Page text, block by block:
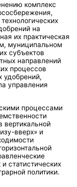
комплекс
на
их практическая
муниципальном
субъектов
направлений
процессов
удобрений,
управления
процессами
вертикальной
вверх» и
статистических
политики.